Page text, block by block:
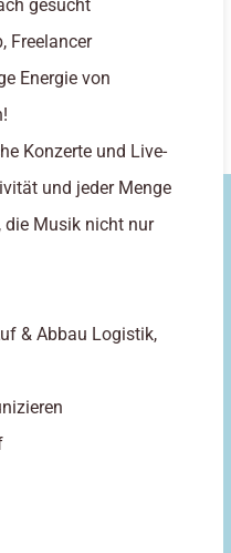
gesucht
Freelancer
Energie von
Konzerte und Live-
und jeder Menge
die Musik nicht nur
& Abbau Logistik,